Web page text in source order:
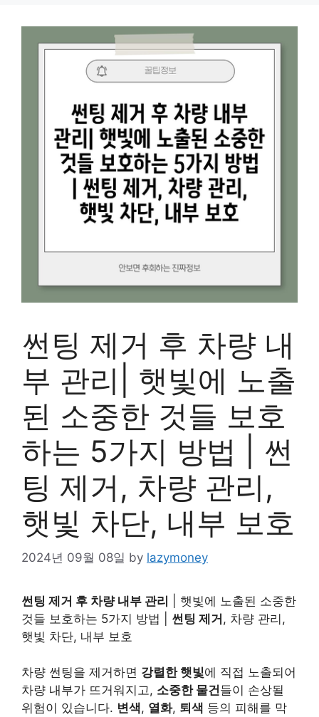
썬팅 제거 후 차량 내
부 관리| 햇빛에 노출
된 소중한 것들 보호
하는 5가지 방법 | 썬
팅 제거, 차량 관리,
햇빛 차단, 내부 보호
2024년 09월 08일 by lazymoney
썬팅 제거 후 차량 내부 관리 | 햇빛에 노출된 소중한
것들 보호하는 5가지 방법 | 썬팅 제거, 차량 관리,
햇빛 차단, 내부 보호
차량 썬팅을 제거하면 강렬한 햇빛에 직접 노출되어
차량 내부가 뜨거워지고, 소중한 물건들이 손상될
위험이 있습니다. 변색, 열화, 퇴색 등의 피해를 막